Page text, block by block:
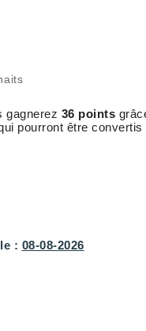
gagnerez 36 points
pourront être
: 08-08-2026